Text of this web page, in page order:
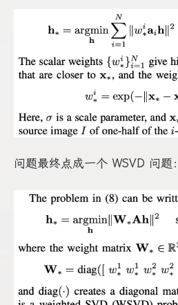
问题最终点成一个 WSVD 问题：